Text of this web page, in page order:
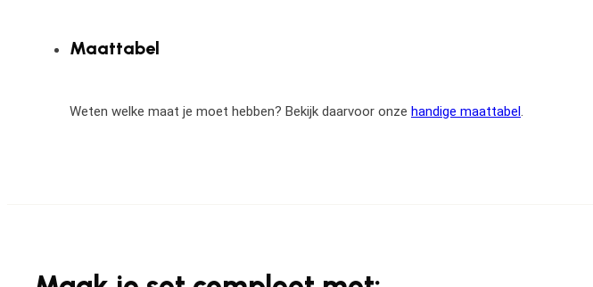
Maattabel
Weten welke maat je moet hebben? Bekijk daarvoor onze handige maattabel.